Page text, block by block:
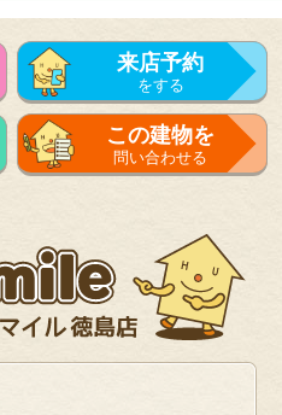
来店予約
をする
来店予約
をする
この建物を
問い合わせる